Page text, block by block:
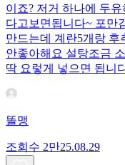
이죠? 저거 하나에 두
다고보면됩니다~ 포만
만드는데 계란5개랑 후
안좋아해요 설탕조금
딱 요렇게 넣으면 됩니
똘맹
조회수 2만25.08.29